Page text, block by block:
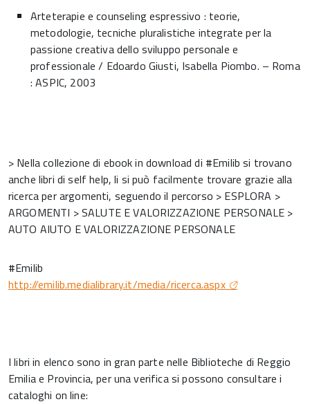
Arteterapie e counseling espressivo : teorie,
metodologie, tecniche pluralistiche integrate per la
passione creativa dello sviluppo personale e
professionale / Edoardo Giusti, Isabella Piombo. – Roma
: ASPIC, 2003
> Nella collezione di ebook in download di #Emilib si trovano
anche libri di self help, li si può facilmente trovare grazie alla
ricerca per argomenti, seguendo il percorso > ESPLORA >
ARGOMENTI > SALUTE E VALORIZZAZIONE PERSONALE >
AUTO AIUTO E VALORIZZAZIONE PERSONALE
#Emilib
http://emilib.medialibrary.it/media/ricerca.aspx
I libri in elenco sono in gran parte nelle Biblioteche di Reggio
Emilia e Provincia, per una verifica si possono consultare i
cataloghi on line: